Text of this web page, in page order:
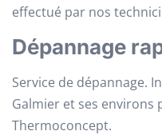
effectué par nos
Dépannage
Service de dépannage.
Galmier et ses environs
Thermoconcept.